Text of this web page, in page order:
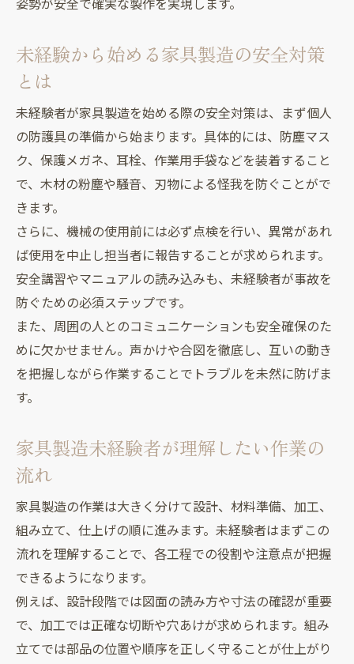
姿勢が安全で確実な製作を実現します。
未経験から始める家具製造の安全対策
とは
未経験者が家具製造を始める際の安全対策は、まず個人
の防護具の準備から始まります。具体的には、防塵マス
ク、保護メガネ、耳栓、作業用手袋などを装着すること
で、木材の粉塵や騒音、刃物による怪我を防ぐことがで
きます。
さらに、機械の使用前には必ず点検を行い、異常があれ
ば使用を中止し担当者に報告することが求められます。
安全講習やマニュアルの読み込みも、未経験者が事故を
防ぐための必須ステップです。
また、周囲の人とのコミュニケーションも安全確保のた
めに欠かせません。声かけや合図を徹底し、互いの動き
を把握しながら作業することでトラブルを未然に防げま
す。
家具製造未経験者が理解したい作業の
流れ
家具製造の作業は大きく分けて設計、材料準備、加工、
組み立て、仕上げの順に進みます。未経験者はまずこの
流れを理解することで、各工程での役割や注意点が把握
できるようになります。
例えば、設計段階では図面の読み方や寸法の確認が重要
で、加工では正確な切断や穴あけが求められます。組み
立てでは部品の位置や順序を正しく守ることが仕上がり